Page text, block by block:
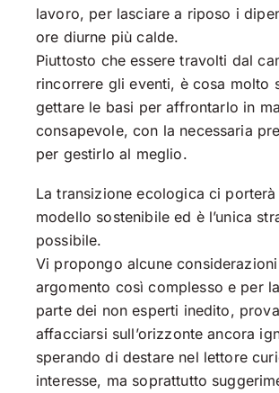
lavoro, per lasciare a riposo i
ore diurne più calde.
Piuttosto che essere travolti dal
rincorrere gli eventi, è cosa molto
gettare le basi per affrontarlo in
consapevole, con la necessaria
per gestirlo al meglio.
La transizione ecologica ci
modello sostenibile ed è l’unica
possibile.
Vi propongo alcune
argomento così complesso e per
parte dei non esperti inedito,
affacciarsi sull’orizzonte ancora
sperando di destare nel lettore
interesse, ma soprattutto